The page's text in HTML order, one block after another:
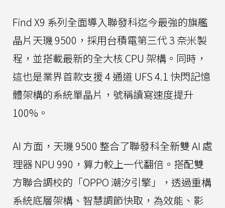
Find X9 系列全面導入聯發科迄今最強的旗艦
晶片天璣 9500，採用台積電第三代 3 奈米製
程，並搭載最新的全大核 CPU 架構。同時，
這也是業界首款支援 4 通道 UFS 4.1 快閃記憶
體架構的系統單晶片，號稱讀寫速度提升
100%。
AI 方面，天璣 9500 整合了聯發科全新雙 AI 處
理器 NPU 990，算力較上一代翻倍。搭配雙
方聯合調校的「OPPO 潮汐引擎」，透過重構
系統底層架構、智慧調節快取，為效能、影